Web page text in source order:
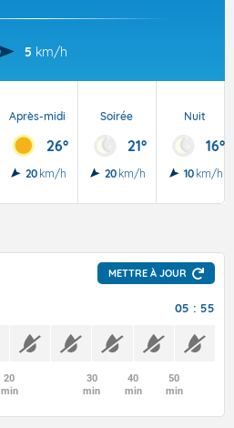
5 km/h
Après-midi
26°
20 km/h
Soirée
21°
20 km/h
Nuit
16°
10 km/h
METTRE À JOUR
05 : 55
20
min
30
min
40
min
50
min